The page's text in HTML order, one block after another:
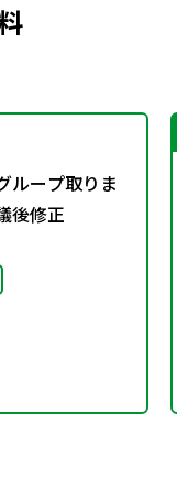
ループ取りま
後修正